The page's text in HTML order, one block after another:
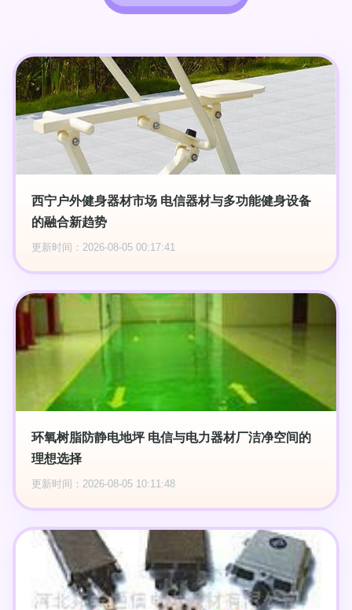
西宁户外健身器材市场 电信器材与多功能健身设备
的融合新趋势
更新时间：2026-08-05 00:17:41
环氧树脂防静电地坪 电信与电力器材厂洁净空间的
理想选择
更新时间：2026-08-05 10:11:48